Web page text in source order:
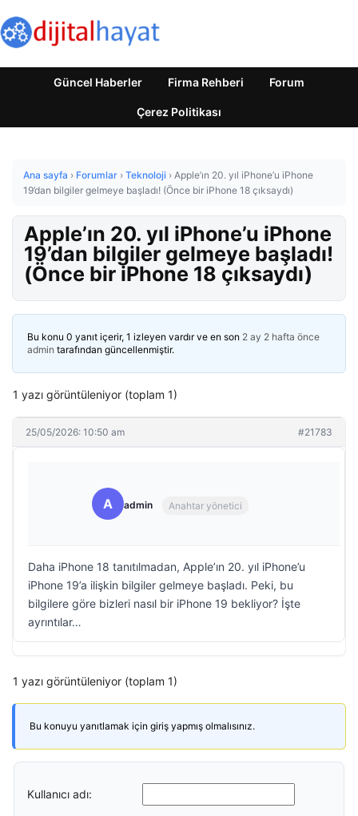
Güncel Haberler Firma Rehberi Forum
Çerez Politikası
Ana sayfa › Forumlar › Teknoloji › Apple’ın 20. yıl iPhone’u iPhone
19’dan bilgiler gelmeye başladı! (Önce bir iPhone 18 çıksaydı)
Apple’ın 20. yıl iPhone’u iPhone
19’dan bilgiler gelmeye başladı!
(Önce bir iPhone 18 çıksaydı)
Bu konu 0 yanıt içerir, 1 izleyen vardır ve en son 2 ay 2 hafta önce
admin tarafından güncellenmiştir.
1 yazı görüntüleniyor (toplam 1)
25/05/2026: 10:50 am #21783
A admin Anahtar yönetici
Daha iPhone 18 tanıtılmadan, Apple’ın 20. yıl iPhone’u
iPhone 19’a ilişkin bilgiler gelmeye başladı. Peki, bu
bilgilere göre bizleri nasıl bir iPhone 19 bekliyor? İşte
ayrıntılar…
1 yazı görüntüleniyor (toplam 1)
Bu konuyu yanıtlamak için giriş yapmış olmalısınız.
Kullanıcı adı: